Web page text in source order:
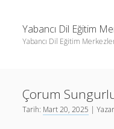
Yabancı Dil Eğitim
Yabancı Dil Eğitim
Liste
Sayfa Listesi
Çorum
Tarih: Mart 20, 2025 |